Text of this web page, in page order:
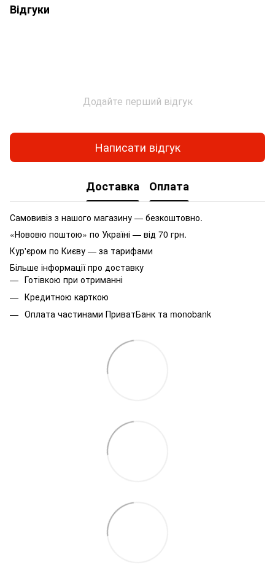
Відгуки
Додайте перший відгук
Написати відгук
Доставка Оплата
Самовивіз з нашого магазину — безкоштовно.
«Нововю поштою» по Україні — від 70 грн.
Кур'єром по Києву — за тарифами
Більше інформації про доставку
Готівкою при отриманні
Кредитною карткою
Оплата частинами ПриватБанк та monobank